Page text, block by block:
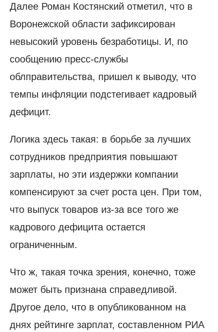
Далее Роман Костянский отметил, что в
Воронежской области зафиксирован
невысокий уровень безработицы. И, по
сообщению пресс-службы
облправительства, пришел к выводу, что
темпы инфляции подстегивает кадровый
дефицит.
Логика здесь такая: в борьбе за лучших
сотрудников предприятия повышают
зарплаты, но эти издержки компании
компенсируют за счет роста цен. При том,
что выпуск товаров из-за все того же
кадрового дефицита остается
ограниченным.
Что ж, такая точка зрения, конечно, тоже
может быть признана справедливой.
Другое дело, что в опубликованном на
днях рейтинге зарплат, составленном РИА